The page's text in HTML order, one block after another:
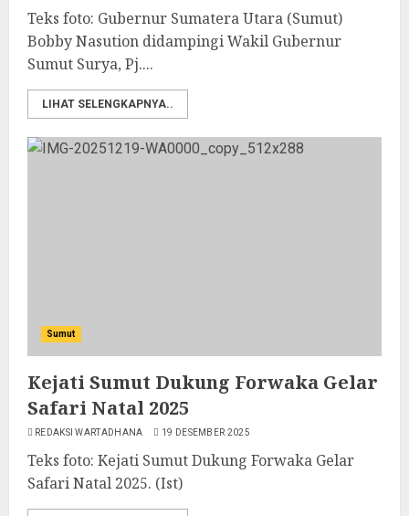
Teks foto: Gubernur Sumatera Utara (Sumut)
Bobby Nasution didampingi Wakil Gubernur
Sumut Surya, Pj....
LIHAT SELENGKAPNYA..
Sumut
‎Kejati Sumut Dukung Forwaka Gelar
Safari Natal 2025‎
REDAKSI WARTADHANA 19 DESEMBER 2025
Teks foto: ‎Kejati Sumut Dukung Forwaka Gelar
Safari Natal 2025‎. (Ist)